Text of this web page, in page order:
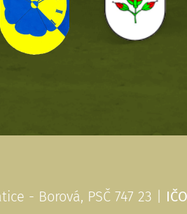
- Borová, PSČ 747 23 |